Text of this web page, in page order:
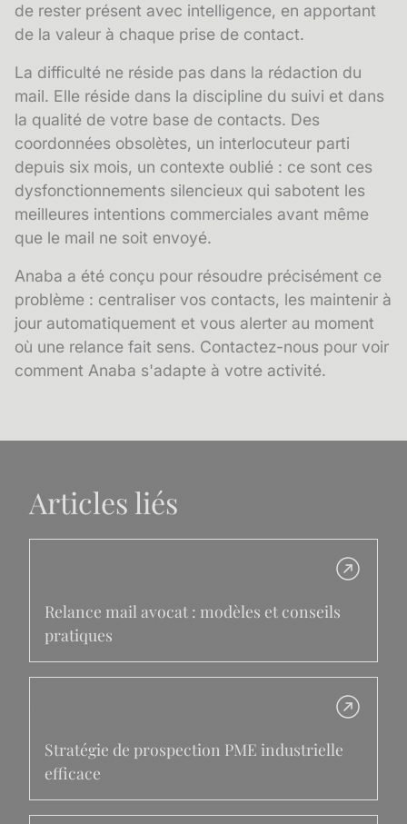
de rester présent avec intelligence, en apportant
de la valeur à chaque prise de contact.
La difficulté ne réside pas dans la rédaction du
mail. Elle réside dans la discipline du suivi et dans
la qualité de votre base de contacts. Des
coordonnées obsolètes, un interlocuteur parti
depuis six mois, un contexte oublié : ce sont ces
dysfonctionnements silencieux qui sabotent les
meilleures intentions commerciales avant même
que le mail ne soit envoyé.
Anaba a été conçu pour résoudre précisément ce
problème : centraliser vos contacts, les maintenir à
jour automatiquement et vous alerter au moment
où une relance fait sens. Contactez-nous pour voir
comment Anaba s'adapte à votre activité.
Articles liés
Relance mail avocat : modèles et conseils
pratiques
Stratégie de prospection PME industrielle
efficace